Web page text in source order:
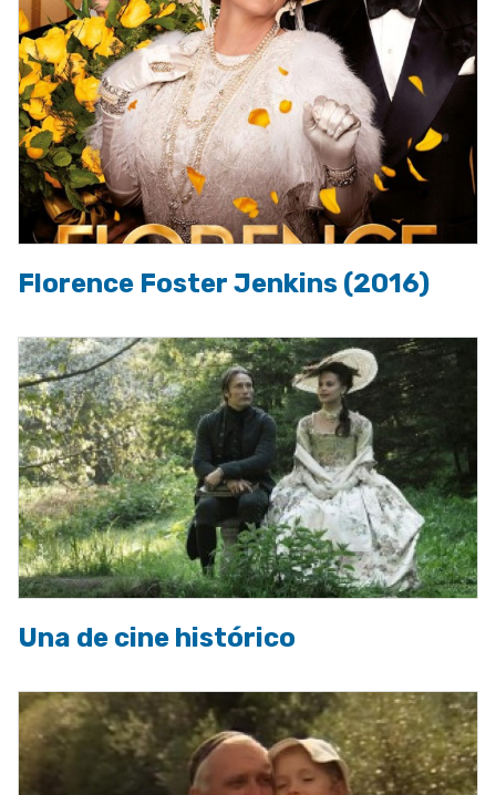
Florence Foster Jenkins (2016)
Una de cine histórico